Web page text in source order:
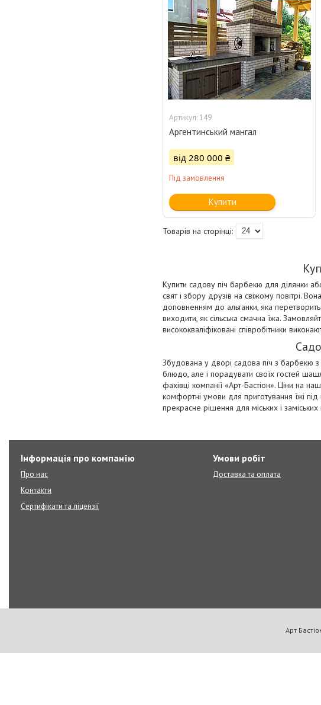
149
Аргентинський мангал
від 280 000 ₴
Під замовлення
Купити
Купити садову піч барбекю для ділянки
свят і збору друзів на свіжому повітрі.
доповненням до альтанки, яка
виходити, як сільська смачна їжа.
висококваліфіковані співробітники
Збудована у дворі садова піч з барбекю
блюдо, але і порадувати своїх гостей
фахівці компанії «Арт-Бастіон». Ціни на
комфортні умови для приготування їжі
прекрасне рішення для міських і
Інформація про компанїю
Про нас
Контакти
Сертифікати та ліцензії
Умови робіт
Доставка та оплата